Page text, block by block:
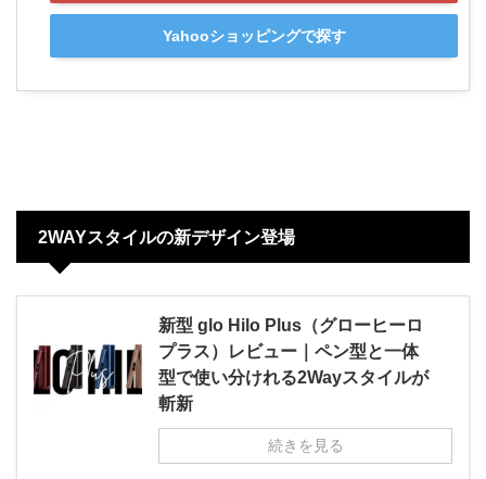
Yahooショッピングで探す
2WAYスタイルの新デザイン登場
新型 glo Hilo Plus（グローヒーロ
プラス）レビュー｜ペン型と一体
型で使い分けれる2Wayスタイルが
斬新
続きを見る